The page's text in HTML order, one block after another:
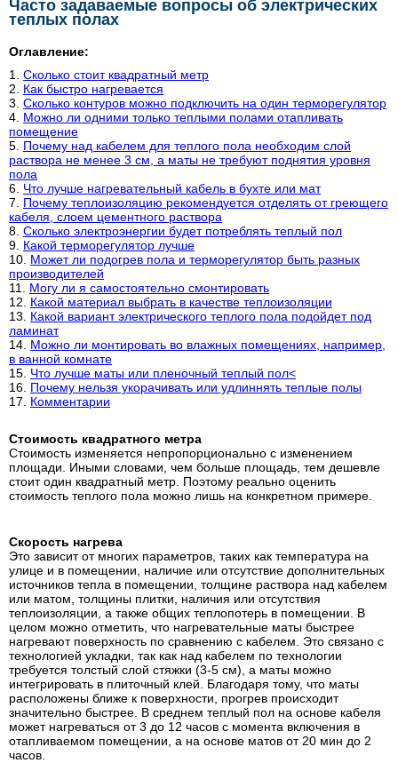
Часто задаваемые вопросы об электрических
теплых полах
Оглавление:
Сколько стоит квадратный метр
Как быстро нагревается
Сколько контуров можно подключить на один терморегулятор
Можно ли одними только теплыми полами отапливать
помещение
Почему над кабелем для теплого пола необходим слой
раствора не менее 3 см, а маты не требуют поднятия уровня
пола
Что лучше нагревательный кабель в бухте или мат
Почему теплоизоляцию рекомендуется отделять от греющего
кабеля, слоем цементного раствора
Сколько электроэнергии будет потреблять теплый пол
Какой терморегулятор лучше
Может ли подогрев пола и терморегулятор быть разных
производителей
Могу ли я самостоятельно смонтировать
Какой материал выбрать в качестве теплоизоляции
Какой вариант электрического теплого пола подойдет под
ламинат
Можно ли монтировать во влажных помещениях, например,
в ванной комнате
Что лучше маты или пленочный теплый пол<
Почему нельзя укорачивать или удлиннять теплые полы
Комментарии
Стоимость квадратного метра
Стоимость изменяется непропорционально с изменением
площади. Иными словами, чем больше площадь, тем дешевле
стоит один квадратный метр. Поэтому реально оценить
стоимость теплого пола можно лишь на конкретном примере.
Скорость нагрева
Это зависит от многих параметров, таких как температура на
улице и в помещении, наличие или отсутствие дополнительных
источников тепла в помещении, толщине раствора над кабелем
или матом, толщины плитки, наличия или отсутствия
теплоизоляции, а также общих теплопотерь в помещении. В
целом можно отметить, что нагревательные маты быстрее
нагревают поверхность по сравнению с кабелем. Это связано с
технологией укладки, так как над кабелем по технологии
требуется толстый слой стяжки (3-5 см), а маты можно
интегрировать в плиточный клей. Благодаря тому, что маты
расположены ближе к поверхности, прогрев происходит
значительно быстрее. В среднем теплый пол на основе кабеля
может нагреваться от 3 до 12 часов с момента включения в
отапливаемом помещении, а на основе матов от 20 мин до 2
часов.